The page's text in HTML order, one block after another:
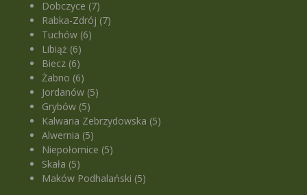
Dobczyce (7)
Rabka-Zdrój (7)
Tuchów (6)
Libiąż (6)
Biecz (6)
Żabno (6)
Jordanów (5)
Grybów (5)
Kalwaria Zebrzydowska (5)
Alwernia (5)
Niepołomice (5)
Skała (5)
Maków Podhalański (5)